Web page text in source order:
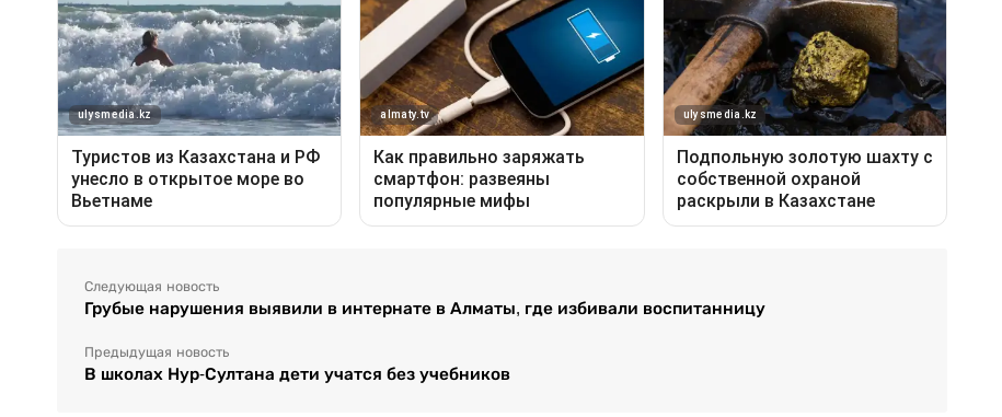
Следующая новость
Грубые нарушения выявили в интернате в Алматы, где избивали воспитанницу
Предыдущая новость
В школах Нур-Султана дети учатся без учебников